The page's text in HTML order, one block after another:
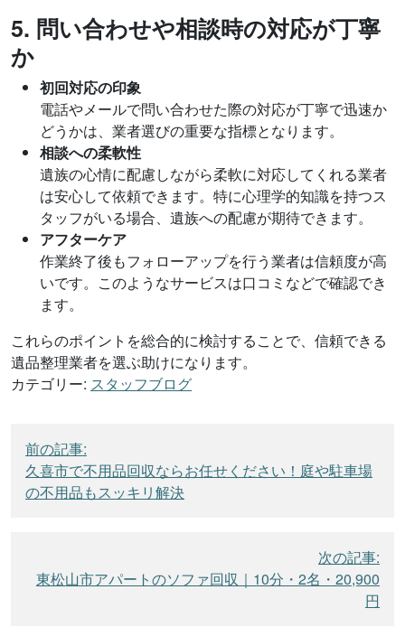
5. 問い合わせや相談時の対応が丁寧
か
初回対応の印象
電話やメールで問い合わせた際の対応が丁寧で迅速か
どうかは、業者選びの重要な指標となります。
相談への柔軟性
遺族の心情に配慮しながら柔軟に対応してくれる業者
は安心して依頼できます。特に心理学的知識を持つス
タッフがいる場合、遺族への配慮が期待できます。
アフターケア
作業終了後もフォローアップを行う業者は信頼度が高
いです。このようなサービスは口コミなどで確認でき
ます。
これらのポイントを総合的に検討することで、信頼できる
遺品整理業者を選ぶ助けになります。
カテゴリー: スタッフブログ
投
稿
ナ
前の記事:
久喜市で不用品回収ならお任せください！庭や駐車場
の不用品もスッキリ解決
次の記事:
東松山市アパートのソファ回収｜10分・2名・20,900
円